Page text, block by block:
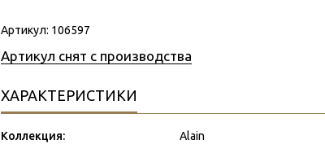
Артикул: 106597
Артикул снят с производства
ХАРАКТЕРИСТИКИ
Коллекция:
Alain